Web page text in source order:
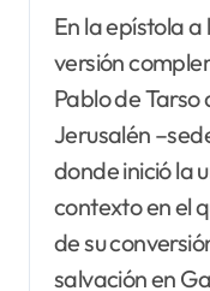
En la epístola a
versión
Pablo de
Jerusalén
donde inició la
contexto en el
de su
salvación en